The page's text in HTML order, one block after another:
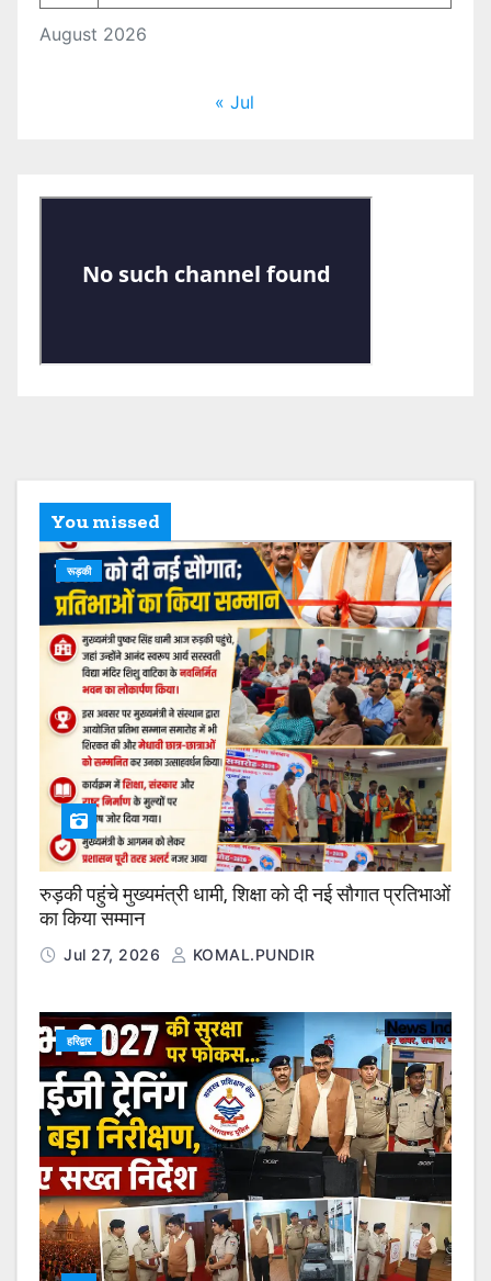
August 2026
« Jul
You missed
रूड़की
रुड़की पहुंचे मुख्यमंत्री धामी, शिक्षा को दी नई सौगात प्रतिभाओं
का किया सम्मान
Jul 27, 2026 KOMAL.PUNDIR
हरिद्वार